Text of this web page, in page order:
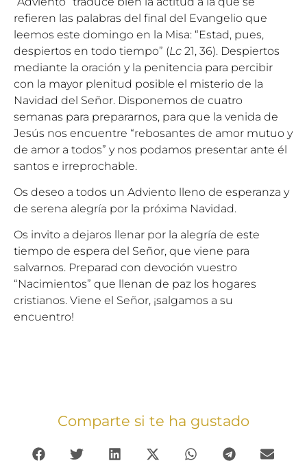
refieren las palabras del final del Evangelio que
leemos este domingo en la Misa: “Estad, pues,
despiertos en todo tiempo” (Lc 21, 36). Despiertos
mediante la oración y la penitencia para percibir
con la mayor plenitud posible el misterio de la
Navidad del Señor. Disponemos de cuatro
semanas para prepararnos, para que la venida de
Jesús nos encuentre “rebosantes de amor mutuo y
de amor a todos” y nos podamos presentar ante él
santos e irreprochable.
Os deseo a todos un Adviento lleno de esperanza y
de serena alegría por la próxima Navidad.
Os invito a dejaros llenar por la alegría de este
tiempo de espera del Señor, que viene para
salvarnos. Preparad con devoción vuestro
“Nacimientos” que llenan de paz los hogares
cristianos. Viene el Señor, ¡salgamos a su
encuentro!
Comparte si te ha gustado